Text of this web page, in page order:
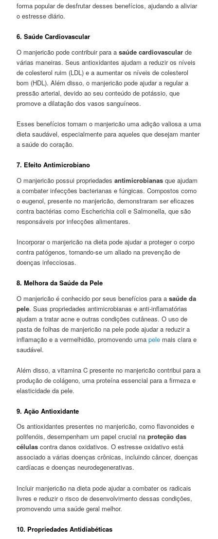
forma popular de desfrutar desses benefícios, ajudando a aliviar
o estresse diário.
6. Saúde Cardiovascular
O manjericão pode contribuir para asaúde cardiovascular de
várias maneiras. Seus antioxidantes ajudam a reduzir os níveis
de colesterol ruim (LDL) e a aumentar os níveis de colesterol
bom (HDL). Além disso, o manjericão pode ajudar a regular a
pressão arterial, devido ao seu conteúdo de potássio, que
promove a dilatação dos vasos sanguíneos.
Esses benefícios tornam o manjericão uma adição valiosa a uma
dieta saudável, especialmente para aqueles que desejam manter
a saúde do coração.
7. Efeito Antimicrobiano
O manjericão possui propriedadesantimicrobianas que ajudam
a combater infecções bacterianas e fúngicas. Compostos como
o eugenol, presente no manjericão, demonstraram ser eficazes
contra bactérias como Escherichia coli e Salmonella, que são
responsáveis por infecções alimentares.
Incorporar o manjericão na dieta pode ajudar a proteger o corpo
contra patógenos, tornando-se um aliado na prevenção de
doenças infecciosas.
8. Melhora da Saúde da Pele
O manjericão é conhecido por seus benefícios para asaúde da
pele. Suas propriedades antimicrobianas e anti-inflamatórias
ajudam a tratar acne e outras condições cutâneas. O uso de
pasta de folhas de manjericão na pele pode ajudar a reduzir a
inflamação e a vermelhidão, promovendo umapele mais clara e
saudável.
Além disso, a vitamina C presente no manjericão contribui para a
produção de colágeno, uma proteína essencial para a firmeza e
elasticidade da pele.
9. Ação Antioxidante
Os antioxidantes presentes no manjericão, como flavonoides e
polifenóis, desempenham um papel crucial naproteção das
células contra danos oxidativos. O estresse oxidativo está
associado a várias doenças crônicas, incluindo câncer, doenças
cardíacas e doenças neurodegenerativas.
Incluir manjericão na dieta pode ajudar a combater os radicais
livres e reduzir o risco de desenvolvimento dessas condições,
promovendo uma saúde geral melhor.
10. Propriedades Antidiabéticas